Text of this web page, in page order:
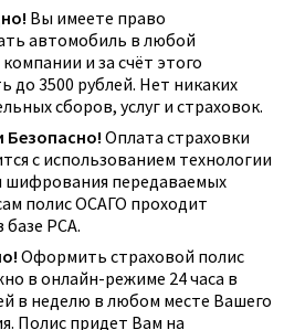
Вы имеете право
автомобиль в любой
и за счёт этого
до 3500 рублей. Нет никаких
сборов, услуг и страховок.
Безопасно!Оплата страховки
с использованием технологии
шифрования передаваемых
полис ОСАГО проходит
базе РСА.
Оформить страховой полис
в онлайн-режиме 24 часа в
в неделю в любом месте Вашего
Полис придет Вам на